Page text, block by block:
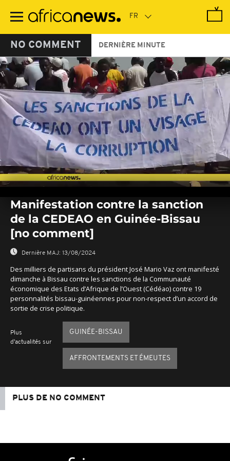
contenu
NO COMMENT DERNIÈRE MINUTE
seconds
seconds
Manifestation contre la sanction
de la CEDEAO en Guinée-Bissau
[no comment]
Dernière MAJ: 13/08/2024
Des milliers de partisans du président José Mario Vaz ont manifesté
dimanche à Bissau contre les sanctions de la Communauté
économique des Etats d’Afrique de l’Ouest (Cédéao) contre 19
personnalités bissau-guinéennes pour non-respect d’un accord de
sortie de crise politique.
Plus
d'actualités sur
GUINÉE-BISSAU
AFFRONTEMENTS ET ÉMEUTES
PLUS DE NO COMMENT